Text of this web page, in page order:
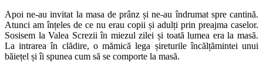
Apoi ne-au invitat la masa de prânz și ne-au îndrumat spre cantină.
Atunci am înțeles de ce nu erau copii și adulți prin preajma caselor.
Sosisem la Valea Screzii în miezul zilei și toată lumea era la masă.
La intrarea în clădire, o mămică lega șireturile încălțămintei unui
băiețel și îi spunea cum să se comporte la masă.